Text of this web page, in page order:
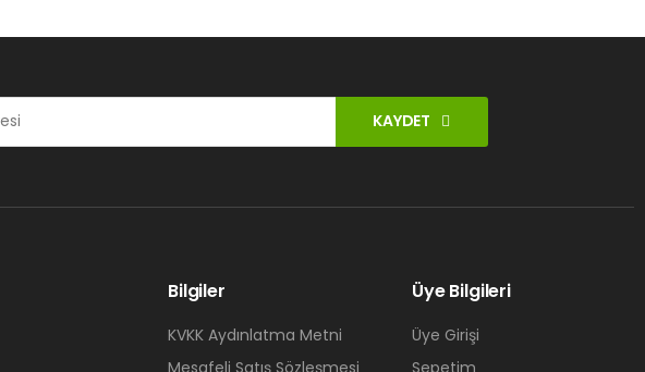
KAYDET
Bilgiler
KVKK Aydınlatma Metni
Mesafeli Satış Sözleşmesi
Üye Bilgileri
Üye Girişi
Sepetim